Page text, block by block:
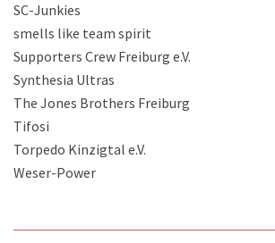
SC-Junkies
smells like team spirit
Supporters Crew Freiburg e.V.
Synthesia Ultras
The Jones Brothers Freiburg
Tifosi
Torpedo Kinzigtal e.V.
Weser-Power